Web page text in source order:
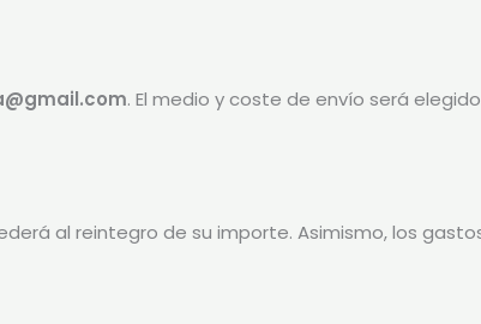
. El medio y coste de envío será
al reintegro de su importe. Asimismo, los